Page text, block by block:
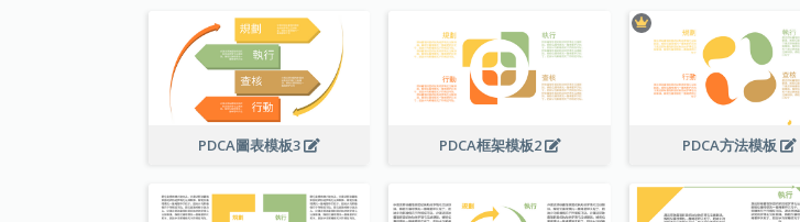
PDCA圖表模板3 PDCA框架模板2 PDCA方法模板